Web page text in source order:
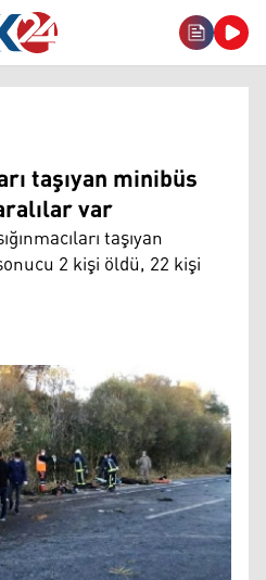
taşıyan minibüs
var
taşıyan
2 kişi öldü, 22 kişi